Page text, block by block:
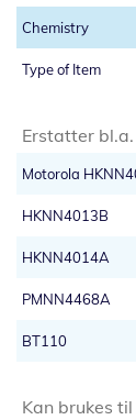
Erstatter
Motorola
HKNN4013B
HKNN4014A
PMNN4468A
BT110
Kan brukes